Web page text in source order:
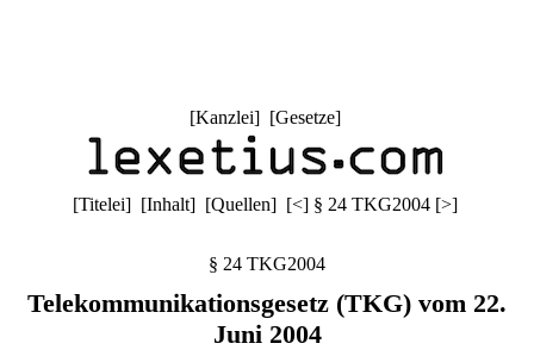
[Kanzlei] [Gesetze]
[Titelei] [Inhalt] [Quellen] [<] § 24 TKG2004 [>]
§ 24 TKG2004
Telekommunikationsgesetz (TKG) vom 22.
Juni 2004